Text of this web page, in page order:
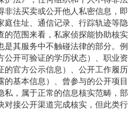
法买卖或公开他人私密信息，即
住址、通信记录、行踪轨迹等隐
范围来看，私家侦探能协助核实
其服务中不触碰法律的部分。例
开可验证的学历状态）、职业资
官方公示信息）、公开工作履历
的基本信息）、曾参与的公开项目
，属于正常的信息核实范畴，部
接公开渠道完成核实，但此类行